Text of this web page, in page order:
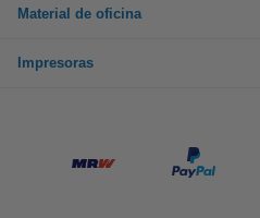
Material de oficina
Impresoras